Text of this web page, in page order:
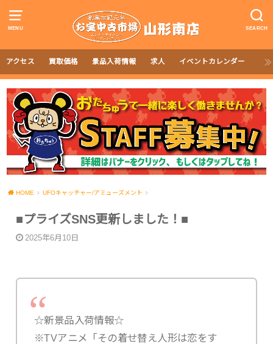
MENU SEARCH
アクセス 買取価格 景品入荷情報 求人 イベントカレンダー
HOME UFOキャッチャー/アミューズメント
■プライズSNS更新しました！■
2025年6月10日
☆新景品入荷情報☆
※TVアニメ「その着せ替え人形は恋をす